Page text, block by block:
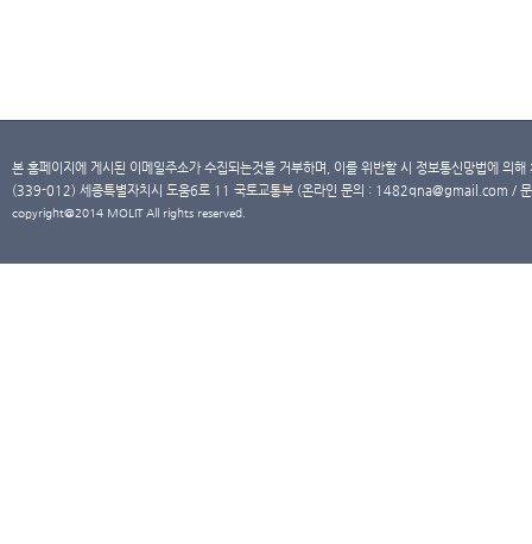
본 홈페이지에 게시된 이메일주소가 수집되는것을 거부하며, 이를 위반할 시 정보통신망법에 의
(339-012) 세종특별자치시 도움6로 11 국토교통부 (온라인 문의 : 1482qna@gmail.com /
copyright@2014 MOLIT All rights reserved.